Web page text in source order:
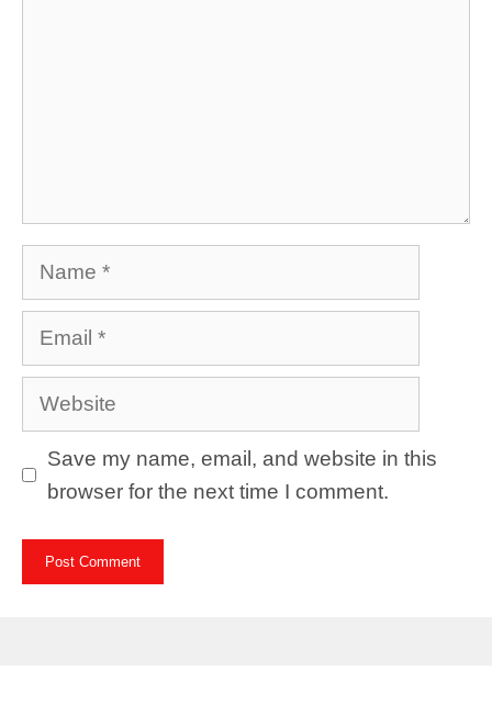
Name
Email
Website
Save my name, email, and website in this
browser for the next time I comment.